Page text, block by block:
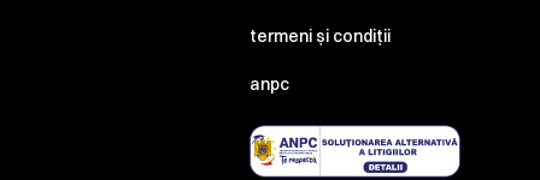
termeni și condiții
anpc